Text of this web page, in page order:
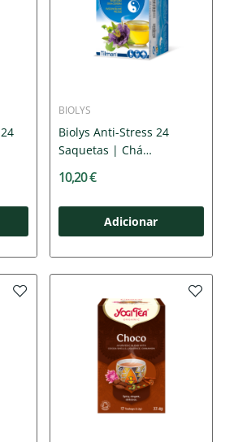
BIOLYS
Biolys Anti-Stress 24
Saquetas | Chá
10,20 €
Adicionar